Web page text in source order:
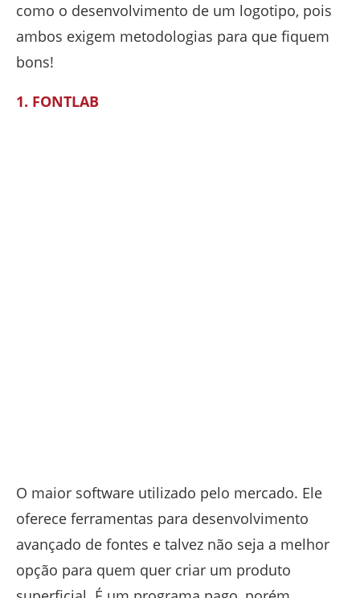
como o desenvolvimento de um logotipo, pois
ambos exigem metodologias para que fiquem
bons!
1. FONTLAB
O maior software utilizado pelo mercado. Ele
oferece ferramentas para desenvolvimento
avançado de fontes e talvez não seja a melhor
opção para quem quer criar um produto